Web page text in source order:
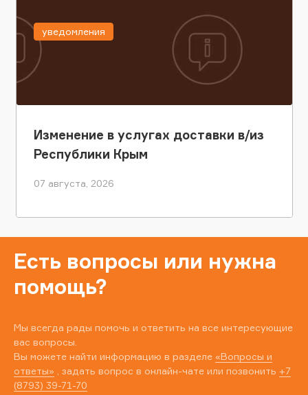
Изменение в услугах доставки в/из
Республики Крым
07 августа, 2026
уведомления
Есть вопросы или нужна
помощь?
Мы всегда рады помочь и ответить на все интересующие
вас вопросы.
Вы можете найти информацию в разделе «Вопросы и
ответы» , задать вопрос в онлайн-чате или позвонить +7
(8793) 39-71-70